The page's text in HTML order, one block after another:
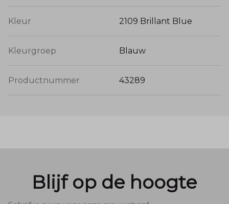
Kleur 2109 Brillant Blue
Kleurgroep Blauw
Productnummer 43289
Blijf op de hoogte